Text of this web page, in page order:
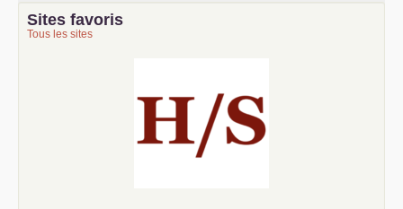
Sites favoris
Tous les sites